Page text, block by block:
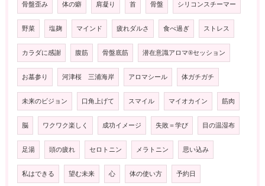
骨盤歪み 体の癖 肩凝り 首 骨盤 シリコンスチーマー
野菜 塩麹 マインド 疲れダルさ 食べ過ぎ ストレス
カラダに感謝 腹筋 骨盤底筋 潜在意識アロマ®️セッション
お墓参り 河津桜 三浦海岸 アロマシール 体ガチガチ
未来のビジョン 口角上げて スマイル マイオカイン 筋肉
脳 ワクワク楽しく 成功イメージ 失敗＝学び 目の温湿布
足湯 頭の疲れ セロトニン メラトニン 思い込み
私はできる 望む未来 心 体の使い方 予約日